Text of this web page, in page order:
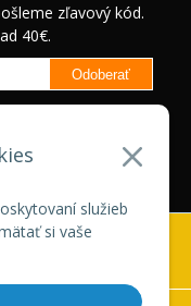
služieb
si vaše
zľavový kód.
40€.
Odoberať
Veľkoobchodných